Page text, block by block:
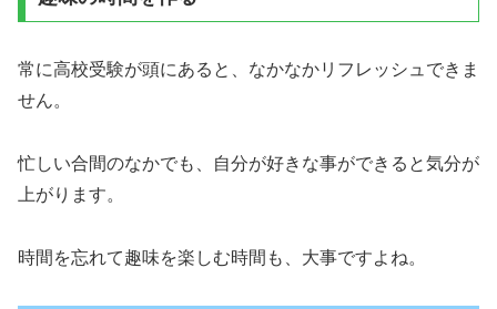
常に高校受験が頭にあると、なかなかリフレッシュできま
せん。
忙しい合間のなかでも、自分が好きな事ができると気分が
上がります。
時間を忘れて趣味を楽しむ時間も、大事ですよね。